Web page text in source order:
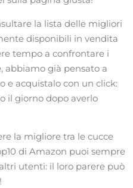
la lista delle migliori
disponibili in vendita
tempo a confrontare i
abbiamo già pensato a
e acquistalo con un click:
il giorno dopo averlo
la migliore tra le cucce
di Amazon puoi sempre
utenti: il loro parere può